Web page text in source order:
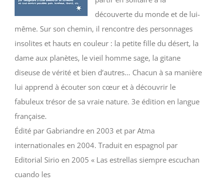
découverte du monde et de lui-
même. Sur son chemin, il rencontre des personnages
insolites et hauts en couleur : la petite fille du désert, la
dame aux planètes, le vieil homme sage, la gitane
diseuse de vérité et bien d’autres… Chacun à sa manière
lui apprend à écouter son cœur et à découvrir le
fabuleux trésor de sa vraie nature. 3e édition en langue
française.
Édité par Gabriandre en 2003 et par Atma
internationales en 2004. Traduit en espagnol par
Editorial Sirio en 2005 « Las estrellas siempre escuchan
cuando les